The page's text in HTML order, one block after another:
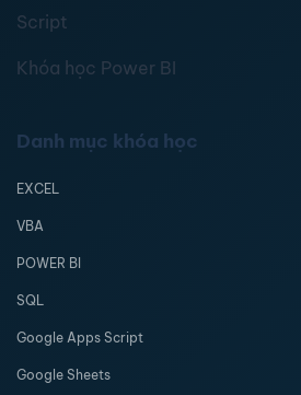
Script
Khóa học Power BI
Danh mục khóa học
EXCEL
VBA
POWER BI
SQL
Google Apps Script
Google Sheets